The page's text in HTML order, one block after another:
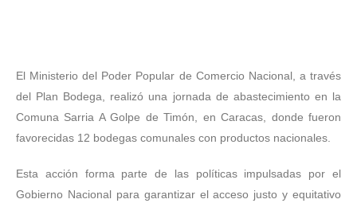
El Ministerio del Poder Popular de Comercio Nacional, a través
del Plan Bodega, realizó una jornada de abastecimiento en la
Comuna Sarria A Golpe de Timón, en Caracas, donde fueron
favorecidas 12 bodegas comunales con productos nacionales.
Esta acción forma parte de las políticas impulsadas por el
Gobierno Nacional para garantizar el acceso justo y equitativo